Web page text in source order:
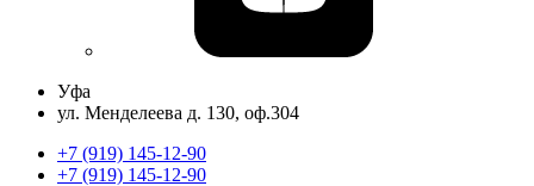
Уфа
ул. Менделеева д. 130, оф.304
+7 (919) 145-12-90
+7 (919) 145-12-90